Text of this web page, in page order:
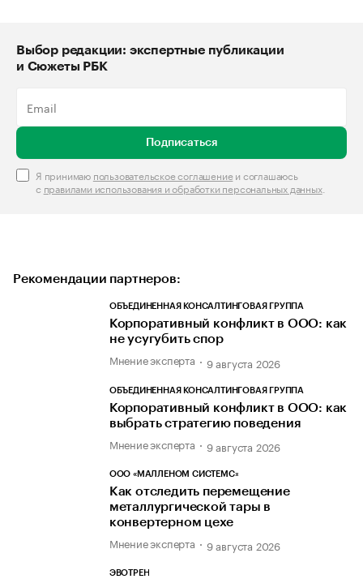
Выбор редакции: экспертные публикации
и Сюжеты РБК
Подписаться
Я принимаю пользовательское соглашениеи соглашаюсь
с правилами использования и обработки персональных данных.
Рекомендации партнеров:
ОБЪЕДИНЕННАЯ КОНСАЛТИНГОВАЯ ГРУППА
Корпоративный конфликт в ООО: как
не усугубить спор
Мнение эксперта 9 августа 2026
ОБЪЕДИНЕННАЯ КОНСАЛТИНГОВАЯ ГРУППА
Корпоративный конфликт в ООО: как
выбрать стратегию поведения
Мнение эксперта 9 августа 2026
ООО «МАЛЛЕНОМ СИСТЕМС»
Как отследить перемещение
металлургической тары в
конвертерном цехе
Мнение эксперта 9 августа 2026
ЭВОТРЕН